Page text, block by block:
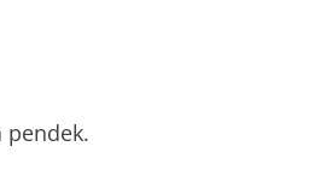
pendek.